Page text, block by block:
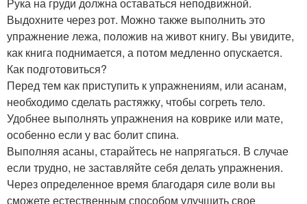
Выдохните через рот. Можно также выполнить это
упражнение лежа, положив на живот книгу. Вы увидите,
как книга поднимается, а потом медленно опускается.
Как подготовиться?
Перед тем как приступить к упражнениям, или асанам,
необходимо сделать растяжку, чтобы согреть тело.
Удобнее выполнять упражнения на коврике или мате,
особенно если у вас болит спина.
Выполняя асаны, старайтесь не напрягаться. В случае
если трудно, не заставляйте себя делать упражнения.
Через определенное время благодаря силе воли вы
сможете естественным способом улучшить свое